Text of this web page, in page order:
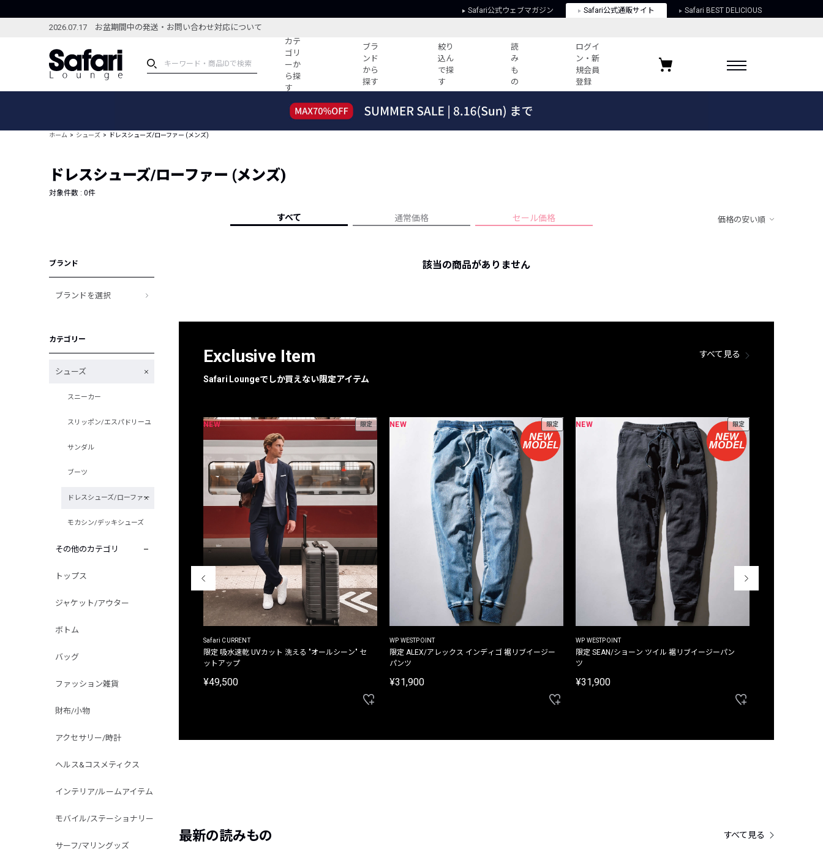
Safari公式ウェブマガジン Safari公式通販サイト Safari BEST DELICIOUS
2026.07.17 お盆期間中の発送・お問い合わせ対応について
カテ
ゴリ
ーか
ら探
す
ブラ
ンド
から
探す
絞り
込ん
で探
す
読
み
も
の
ログイ
ン・新
規会員
登録
ブランドから探す
新着アイテム
編集部のおすすめアイテム
特集記事
コーディネート
すべての記事
人気記事ランキング
フォーカスブランド
プライバシーポリシー
お気に入りブランド
ホーム シューズ ドレスシューズ/ローファー (メンズ)
ドレスシューズ/ローファー (メンズ)
対象件数 : 0件
すべて 通常価格 セール価格 価格の安い順
ブランド
ブランドを選択
カテゴリー
シューズ
スニーカー
スリッポン/エスパドリーユ
サンダル
ブーツ
ドレスシューズ/ローファー
モカシン/デッキシューズ
その他のカテゴリ
トップス
ジャケット/アウター
ボトム
バッグ
ファッション雑貨
財布/小物
アクセサリー/時計
ヘルス&コスメティクス
インテリア/ルームアイテム
モバイル/ステーショナリー
サーフ/マリングッズ
該当の商品がありません
Exclusive Item
Safari Loungeでしか買えない限定アイテム
すべて見る
限定
別注限定 フード付き チェックシャツジャケット
NEW 限定
Safari CURRENT
限定 吸水速乾 UVカット 洗える "オールシーン" セ
ットアップ
¥49,500
NEW 限定
WP WESTPOINT
限定 ALEX/アレックス インディゴ 裾リブイージー
パンツ
¥31,900
NEW 限定
WP WESTPOINT
限定 SEAN/ショーン ツイル 裾リブイージーパン
ツ
¥31,900
最新の読みもの すべて見る